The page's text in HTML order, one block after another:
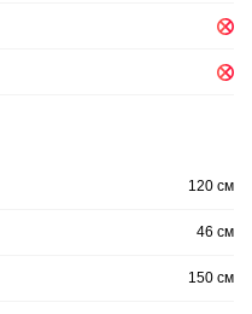
120 см
46 см
150 см